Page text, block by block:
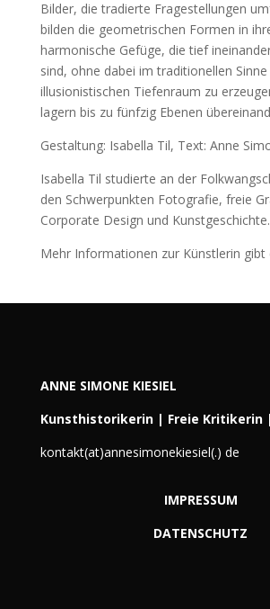
Bilder, die tradierte Fragestellungen
bilden die geometrischen Formen in
harmonische Gefüge, die tief
sind, ohne dabei im traditionellen Sinne
illusionistischen Tiefenraum zu
lagern bis zu fünfzig Ebenen
Gestaltung: Isabella Til, Text: Anne
Isabella Til studierte an der
den Schwerpunkten Fotografie, freie
Corporate Design und Kunstgeschichte.
Mehr Informationen zur Künstlerin gibt
ANNE SIMONE KIESIEL
Kunsthistorikerin | Freie Kritikerin
kontakt(at)annesimonekiesiel(.) de
IMPRESSUM
DATENSCHUTZ